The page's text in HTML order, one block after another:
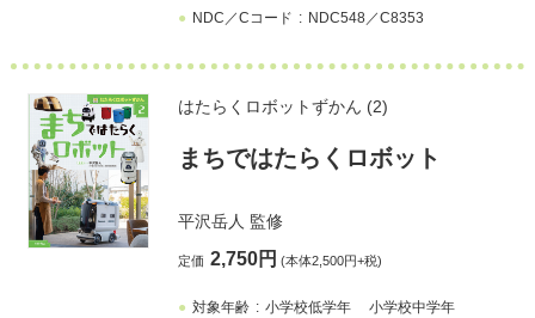
NDC／Cコード
NDC548／C8353
はたらくロボットずかん (2)
まちではたらくロボット
平沢岳人 監修
定価 2,750円 (本体2,500円+税)
対象年齢 小学校低学年
小学校中学年